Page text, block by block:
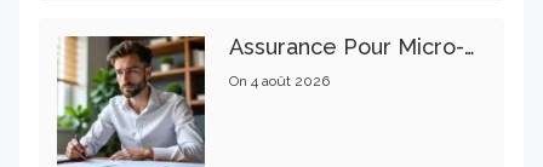
Assurance Pour Micro-Entrepreneur : Les Garanties Essentielles À Connaître
On 4 août 2026